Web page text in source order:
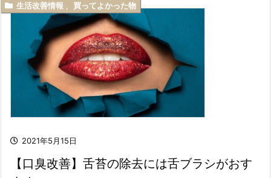
2021年5月15日
生活改善情報 買ってよかった物
【口臭改善】舌苔の除去には舌ブラシがおす